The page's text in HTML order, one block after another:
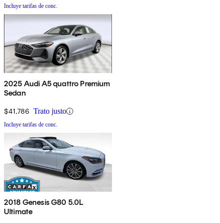
Incluye tarifas de conc.
2025 Audi A5 quattro Premium
Sedan
$41,786 Trato justo
Incluye tarifas de conc.
2018 Genesis G80 5.0L
Ultimate